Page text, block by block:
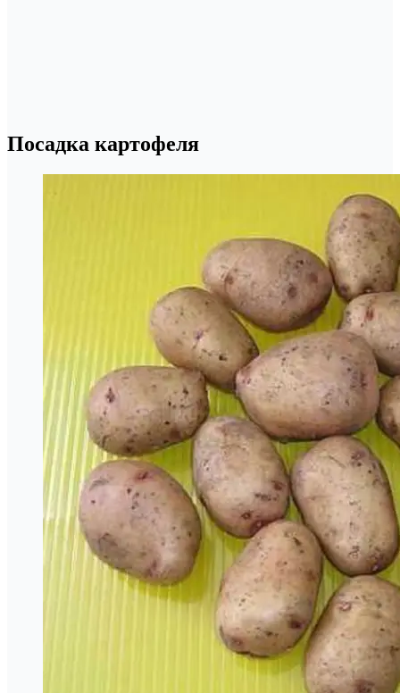
Посадка картофеля